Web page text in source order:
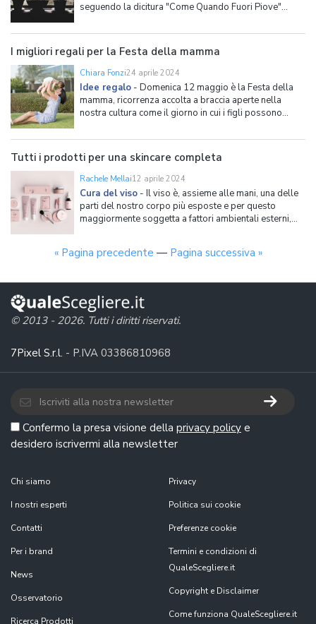
seguendo la dicitura "Come Quando Fuori Piove"
conoscenza di questa regola, più difficile è trovare
qualcosa di divertente da fare quando fuori piove
I migliori regali per la Festa della mamma
Chiara Fonzi24 aprile 2024
Idee regalo - Domenica 12 maggio è la Festa della
mamma, ricorrenza accolta a braccia aperte nella
nostra cultura come il giorno in cui i figli possono
sorprendere ogni tipo di madre scegliendo un regalo
speciale e su misura lasciandosi ispirare, perché no,
dalle
Tutti i prodotti per una skincare completa
Rachele Mellai12 aprile 2024
Cura del viso - Il viso è, assieme alle mani, una delle
parti del nostro corpo più esposte e per questo
maggiormente soggetta a fattori ambientali esterni,
evidenti i primi segni dell'invecchiamento cutane
« Pagina precedente — Pagina successiva »
© 2013 - 2026. Tutti i diritti riservati.
7Pixel S.r.l. - P.IVA 03386810968
Confermo la presa visione della privacy policy e
desidero iscrivermi alla newsletter
Chi siamo
I nostri esperti
Contatti
Per i brand
News
Osservatorio
Ricerca Prodotti
Privacy
Politica sui cookie
Preferenze cookie
Termini e condizioni di
QualeScegliere.it
Copyright e Disclaimer
Come funziona QualeScegliere.it